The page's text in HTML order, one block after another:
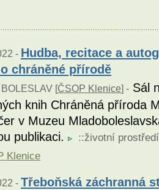
- Hudba, recitace a
chráněné přírodě
[ČSOP Klenice] - Sál
knih Chráněná příroda
v Muzeu
publikaci.
::životní prostředí
Klenice
- Třeboňská záchranná